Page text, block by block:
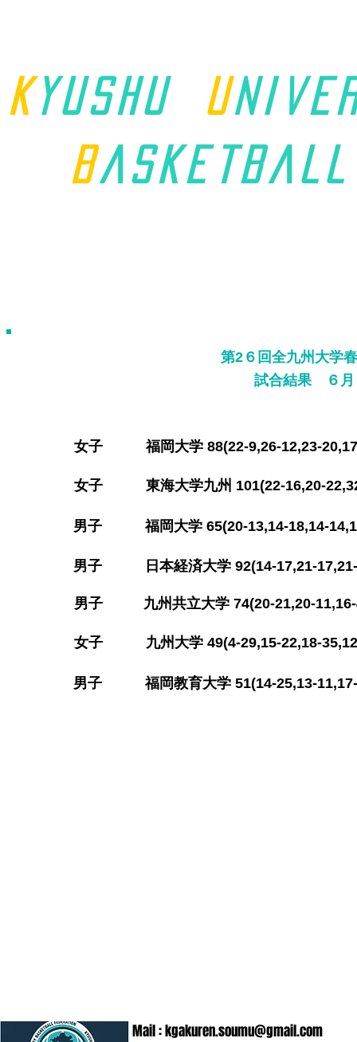
K yushu u
Basket ball
第2６回全九州大学
試合結果 ６月
女子 福岡大学 88(22-9,26-12,23-
女子 東海大学九州 101(22-16,20-
男子 福岡大学 65(20-13,14-18,14-
男子 日本経済大学 92(14-17,21-
男子 九州共立大学 74(20-21,20-
女子 九州大学 49(4-29,15-22,18-
男子 福岡教育大学 51(14-25,13-
Mail :kgakuren.soumu@gmail.com